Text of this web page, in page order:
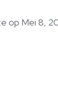
op Mei 8,